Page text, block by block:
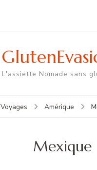
L'assiette Nomade sans
Voyages Amérique
Mexique